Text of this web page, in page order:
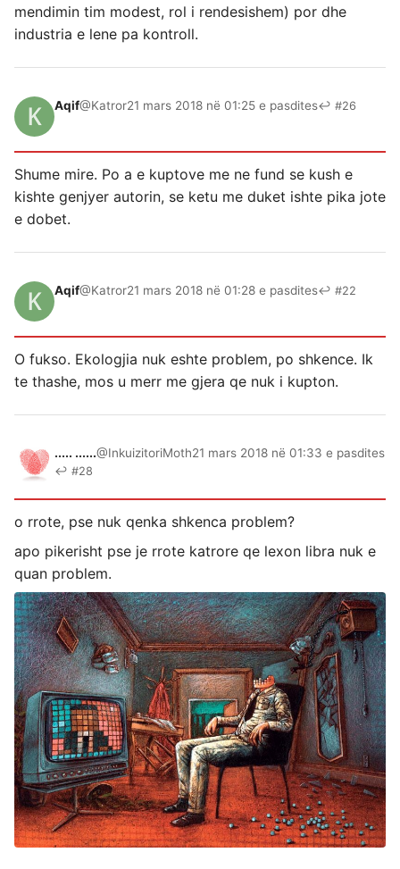
mendimin tim modest, rol i rendesishem) por dhe
industria e lene pa kontroll.
Aqif@Katror21 mars 2018 në 01:25 e pasdites↩ #26
Shume mire. Po a e kuptove me ne fund se kush e
kishte genjyer autorin, se ketu me duket ishte pika jote
e dobet.
Aqif@Katror21 mars 2018 në 01:28 e pasdites↩ #22
O fukso. Ekologjia nuk eshte problem, po shkence. Ik
te thashe, mos u merr me gjera qe nuk i kupton.
..... ......@InkuizitoriMoth21 mars 2018 në 01:33 e pasdites
↩ #28
o rrote, pse nuk qenka shkenca problem?
apo pikerisht pse je rrote katrore qe lexon libra nuk e
quan problem.